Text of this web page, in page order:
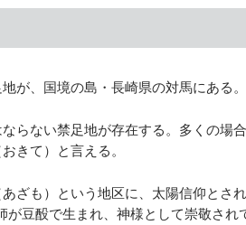
が、国境の島・長崎県の対馬にある。
らない禁足地が存在する。多くの場
きて）と言える。
ざも）という地区に、太陽信仰とさ
豆酘で生まれ、神様として崇敬さ